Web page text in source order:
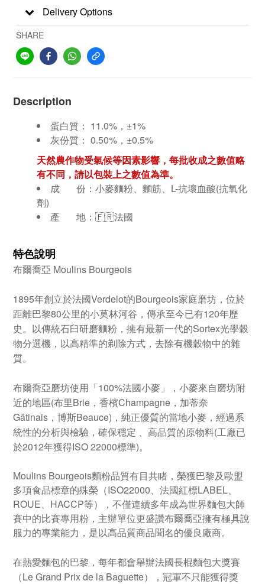
Delivery Options
SHARE
Description
蛋白質： 11.0%，±1%
灰份質： 0.50%，±0.5%
天然農作物受氣候等因素影響，每批收成之數值略
有不同，請以包裝上之數值為準。
成 份：小麥麵粉、麵筋、L-抗壞血酸(抗氧化
劑)
產 地：🇫🇷法國
特色說明
布爾喬亞 Moulins Bourgeois
1895年創立於法國Verdelot的Bourgeois家庭磨坊，位於
距離巴黎80公里的小莫林河谷，傳承至今已有120年歷
史。以傳統石臼研磨麵粉，擁有最新一代的Sortex光學穀
物分選機，以高精準的剃除方式，去除有機穀物中的雜
質。
布爾喬亞磨坊使用「100%法國小麥」，小麥來自磨坊附
近的地區(布里Brie，香檳Champagne，加蒂奈
Gâtinais，博斯Beauce)，純正優質的當地小麥，經過系
統性的分析與檢驗，確保穩定 、高品質的原物料(工廠已
於2012年獲得ISO 22000標準)。
Moulins Bourgeois麵粉品質有目共睹，榮獲巴黎及歐盟
多項食品標章的殊榮（ISO22000、法國紅標LABEL、
ROUE、HACCP等），不僅連續多年成為世界麵包大師
賽中的比賽專用粉，主辦單位更盛讚布爾喬亞擁有極具說
服力的專業能力，是以高品質商品聞名的優良廠商。
在熱愛麵包的巴黎，每年都會舉辦法國長棍麵包大獎賽
（Le Grand Prix de la Baguette），冠軍不只能獲得獎